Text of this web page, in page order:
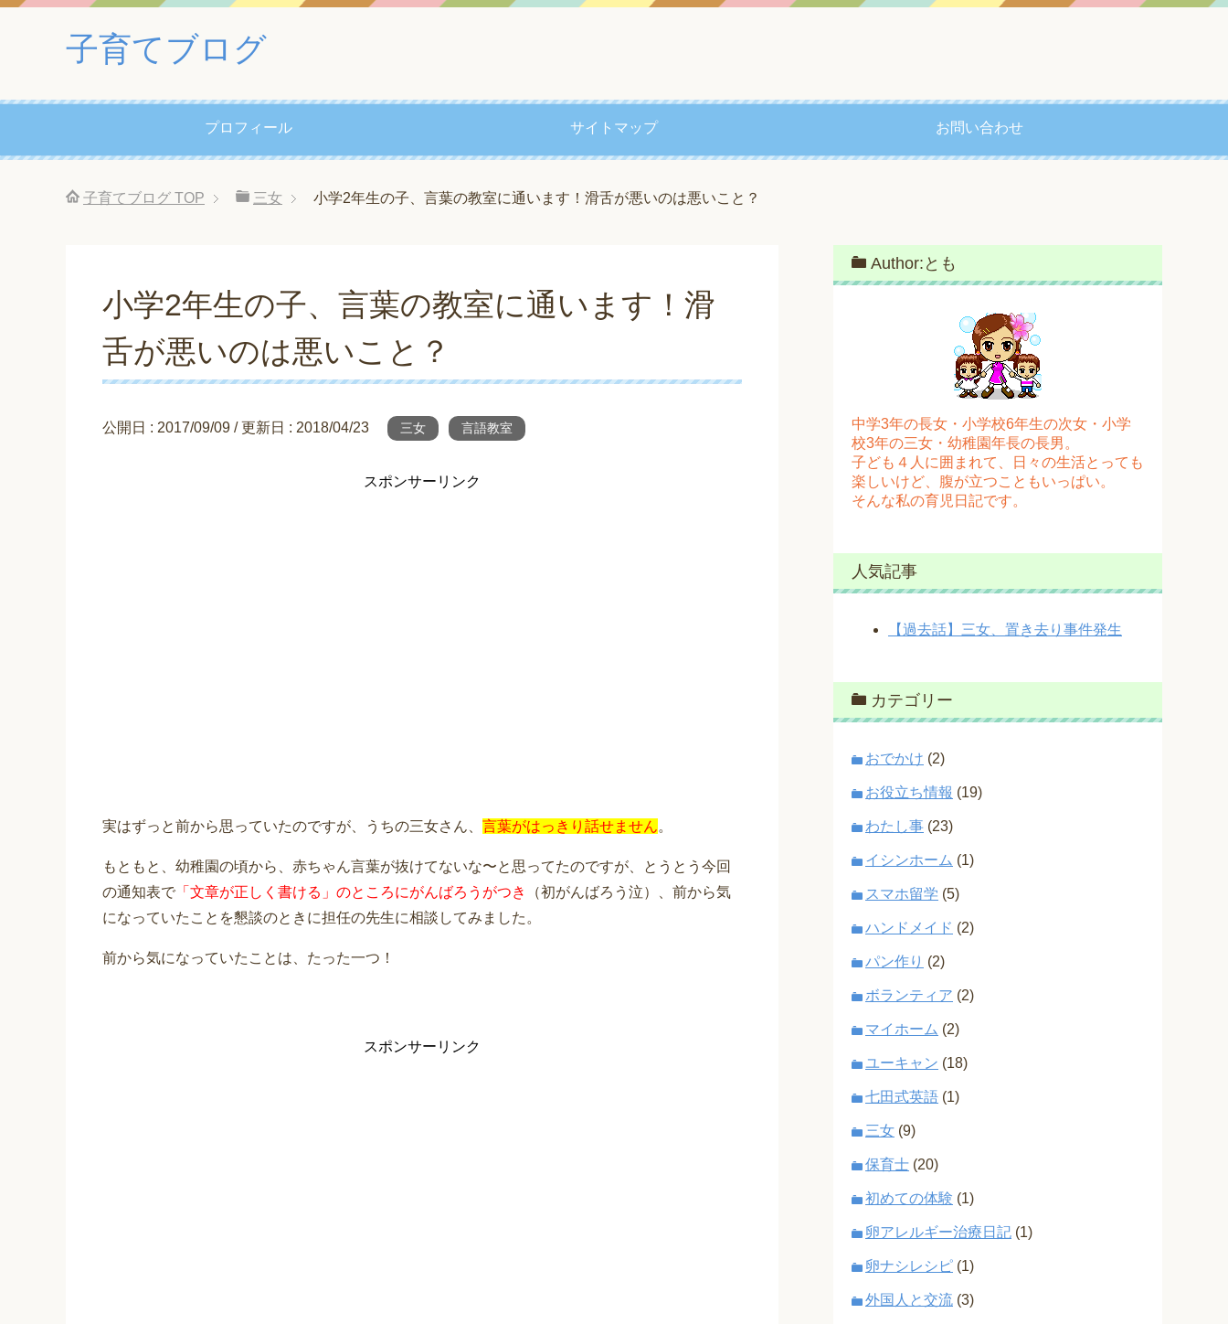
子育てブログ
プロフィール サイトマップ お問い合わせ
子育てブログ TOP 三女 小学2年生の子、言葉の教室に通います！滑舌が悪いのは悪いこと？
小学2年生の子、言葉の教室に通います！滑
舌が悪いのは悪いこと？
公開日 : 2017/09/09 / 更新日 : 2018/04/23 三女 言語教室
スポンサーリンク
実はずっと前から思っていたのですが、うちの三女さん、 言葉がはっきり話せません。
もともと、幼稚園の頃から、赤ちゃん言葉が抜けてないな〜と思ってたのですが、とうとう今回
の通知表で 「文章が正しく書ける」のところにがんばろうがつき
（初がんばろう泣）、前から気
になっていたことを懇談のときに担任の先生に相談してみました。
前から気になっていたことは、たった一つ！
スポンサーリンク
Author:とも
中学3年の長女・小学校6年生の次女・小学
校3年の三女・幼稚園年長の長男。
子ども４人に囲まれて、日々の生活とっても
楽しいけど、腹が立つこともいっぱい。
そんな私の育児日記です。
人気記事
【過去話】三女、置き去り事件発生
カテゴリー
おでかけ (2)
お役立ち情報 (19)
わたし事 (23)
イシンホーム (1)
スマホ留学 (5)
ハンドメイド (2)
パン作り (2)
ボランティア (2)
マイホーム (2)
ユーキャン (18)
七田式英語 (1)
三女 (9)
保育士 (20)
初めての体験 (1)
卵アレルギー治療日記 (1)
卵ナシレシピ (1)
外国人と交流 (3)